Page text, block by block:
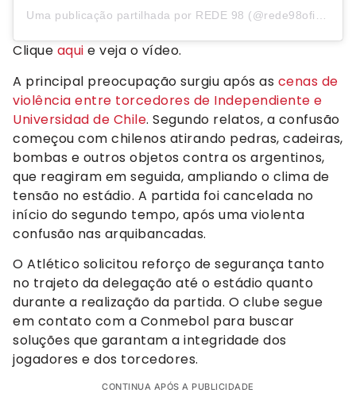
Uma publicação partilhada por REDE 98 (@rede98oficial)
Clique aqui e veja o vídeo.
A principal preocupação surgiu após as cenas de
violência entre torcedores de Independiente e
Universidad de Chile. Segundo relatos, a confusão
começou com chilenos atirando pedras, cadeiras,
bombas e outros objetos contra os argentinos,
que reagiram em seguida, ampliando o clima de
tensão no estádio. A partida foi cancelada no
início do segundo tempo, após uma violenta
confusão nas arquibancadas.
O Atlético solicitou reforço de segurança tanto
no trajeto da delegação até o estádio quanto
durante a realização da partida. O clube segue
em contato com a Conmebol para buscar
soluções que garantam a integridade dos
jogadores e dos torcedores.
CONTINUA APÓS A PUBLICIDADE